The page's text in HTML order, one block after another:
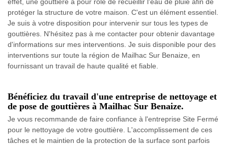
protéger la structure de votre maison. C'est un élément essentiel.
Je suis à votre disposition pour intervenir sur tous les types de
gouttières. N'hésitez pas à me contacter pour obtenir davantage
d'informations sur mes interventions. Je suis disponible pour des
interventions sur toute la région de Mailhac Sur Benaize, en
fournissant un travail de haute qualité et fiable.
Bénéficiez du travail d'une entreprise de nettoyage et
de pose de gouttières à Mailhac Sur Benaize.
Je vous recommande de faire confiance à l'entreprise Site Fermé
pour le nettoyage de votre gouttière. L'accomplissement de ces
tâches et le maintien de la protection de la surface sont parfois